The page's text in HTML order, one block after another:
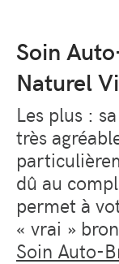
Soin
Naturel
Les plus :
très
dû au
permet à
« vrai »
Soin Auto-